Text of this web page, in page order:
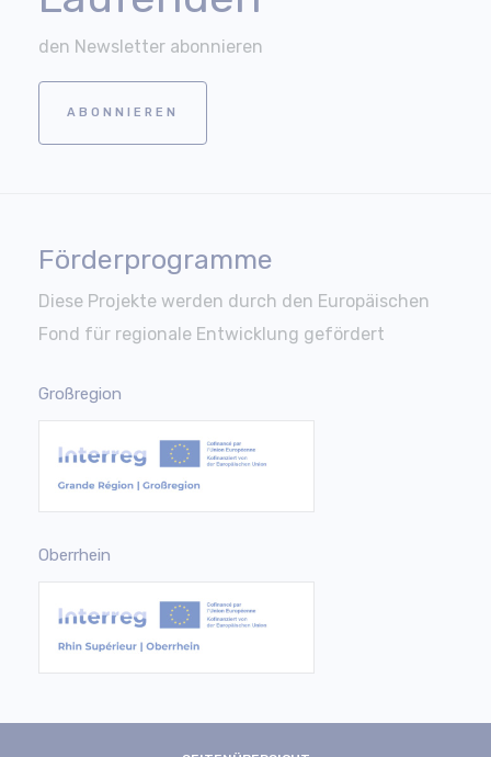
den Newsletter abonnieren
ABONNIEREN
Förderprogramme
Diese Projekte werden durch den Europäischen
Fond für regionale Entwicklung gefördert
Großregion
Oberrhein